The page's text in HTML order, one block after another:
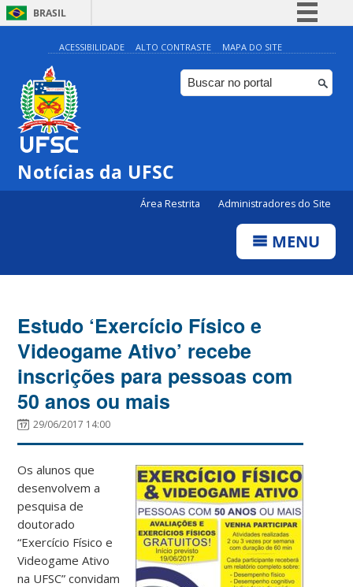
BRASIL
Simplifique!
Comunica BR
Participe
ACESSIBILIDADE ALTO CONTRASTE MAPA DO SITE
Notícias da UFSC
Área Restrita Administradores do Site
MENU
Estudo ‘Exercício Físico e
Videogame Ativo’ recebe
inscrições para pessoas com
50 anos ou mais
29/06/2017 14:00
Os alunos que
desenvolvem a
pesquisa de
doutorado
“Exercício Físico e
Videogame Ativo
na UFSC” convidam